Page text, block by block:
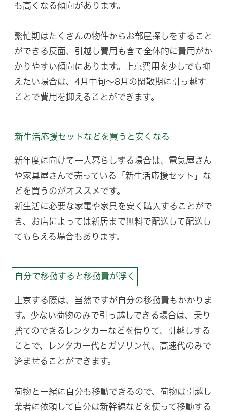
も高くなる傾向があります。
繁忙期はたくさんの物件からお部屋探しをすること
ができる反面、引越し費用も含て全体的に費用がか
かりやすい傾向にあります。上京費用を少しでも抑
えたい場合は、4月中旬〜8月の閑散期に引っ越す
ことで費用を抑えることができます。
新生活応援セットなどを買うと安くなる
新年度に向けて一人暮らしする場合は、電気屋さん
や家具屋さんで売っている「新生活応援セット」な
どを買うのがオススメです。
新生活に必要な家電や家具を安く購入することがで
き、お店によっては新居まで無料で配送して配送し
てもらえる場合もあります。
自分で移動すると移動費が浮く
上京する際は、当然ですが自分の移動費もかかりま
す。少ない荷物のみで引っ越しできる場合は、乗り
捨てのできるレンタカーなどを借りて、引越しする
ことで、レンタカー代とガソリン代、高速代のみで
済ませることができます。
荷物と一緒に自分も移動できるので、荷物は引越し
業者に依頼して自分は新幹線などを使って移動する